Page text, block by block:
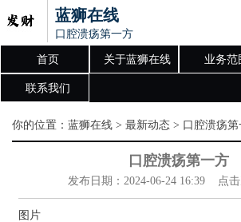
蓝狮在线
口腔溃疡第一方
首页 关于蓝狮在线 业务范
联系我们
你的位置： 蓝狮在线 > 最新动态 > 口腔溃疡第
口腔溃疡第一方
发布日期：2024-06-24 16:39 点击
图片